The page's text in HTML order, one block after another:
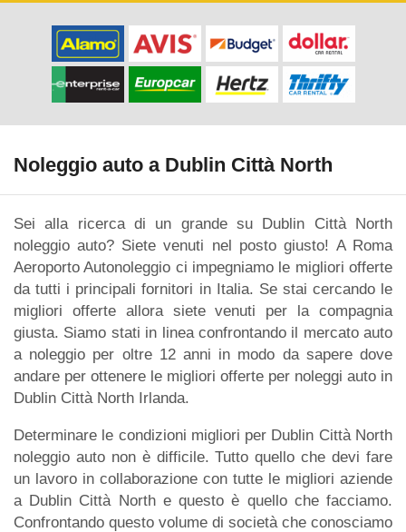
Noleggio auto a Dublin Città North
Sei alla ricerca di un grande su Dublin Città North
noleggio auto? Siete venuti nel posto giusto! A Roma
Aeroporto Autonoleggio ci impegniamo le migliori offerte
da tutti i principali fornitori in Italia. Se stai cercando le
migliori offerte allora siete venuti per la compagnia
giusta. Siamo stati in linea confrontando il mercato auto
a noleggio per oltre 12 anni in modo da sapere dove
andare per ottenere le migliori offerte per noleggi auto in
Dublin Città North Irlanda.
Determinare le condizioni migliori per Dublin Città North
noleggio auto non è difficile. Tutto quello che devi fare
un lavoro in collaborazione con tutte le migliori aziende
a Dublin Città North e questo è quello che facciamo.
Confrontando questo volume di società che conosciamo